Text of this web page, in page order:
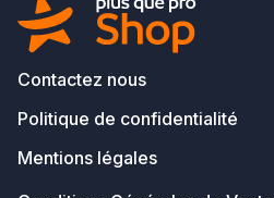
Contactez nous
Politique de confidentialité
Mentions légales